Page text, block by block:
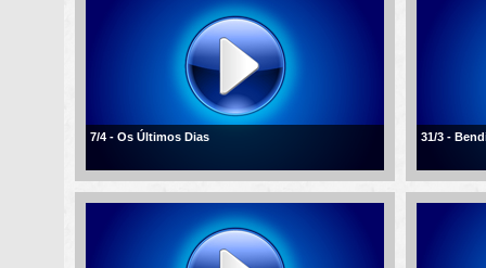
7/4 - Os Últimos Dias 31/3 -